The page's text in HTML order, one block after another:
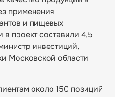
применения
и пищевых
в проект составили 4,5
инвестиций,
Московской области
около 150 позиций